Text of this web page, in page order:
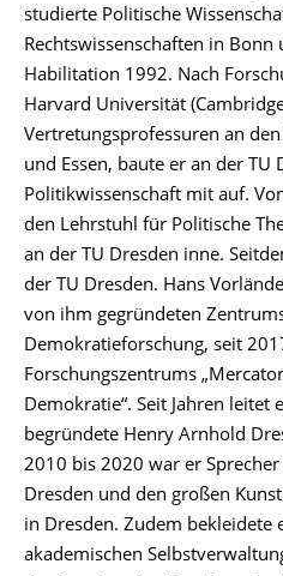
studierte Politische
Rechtswissenschaften in
Habilitation 1992. Nach
Harvard Universität
Vertretungsprofessuren an
und Essen, baute er an der TU
Politikwissenschaft mit auf.
den Lehrstuhl für Politische
an der TU Dresden inne.
der TU Dresden. Hans
von ihm gegründeten
Demokratieforschung, seit
Forschungszentrums
Demokratie“. Seit Jahren leitet
begründete Henry Arnhold
2010 bis 2020 war er Sprecher
Dresden und den großen
in Dresden. Zudem bekleidete
akademischen